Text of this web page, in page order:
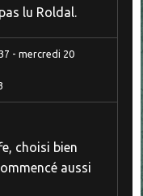
lu Roldal.
- mercredi 20
choisi bien
aussi